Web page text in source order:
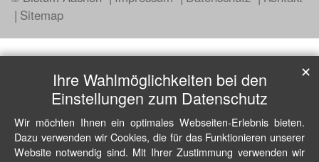
Sitemap
Ihre Wahlmöglichkeiten bei den
Einstellungen zum Datenschutz
Wir möchten Ihnen ein optimales Webseiten-Erlebnis bieten.
Dazu verwenden wir Cookies, die für das Funktionieren unserer
Website notwendig sind. Mit Ihrer Zustimmung verwenden wir
✕